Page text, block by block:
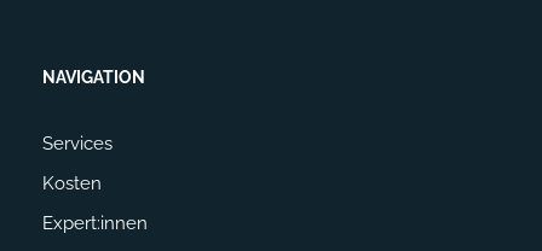
NAVIGATION
Services
Kosten
Expert:innen